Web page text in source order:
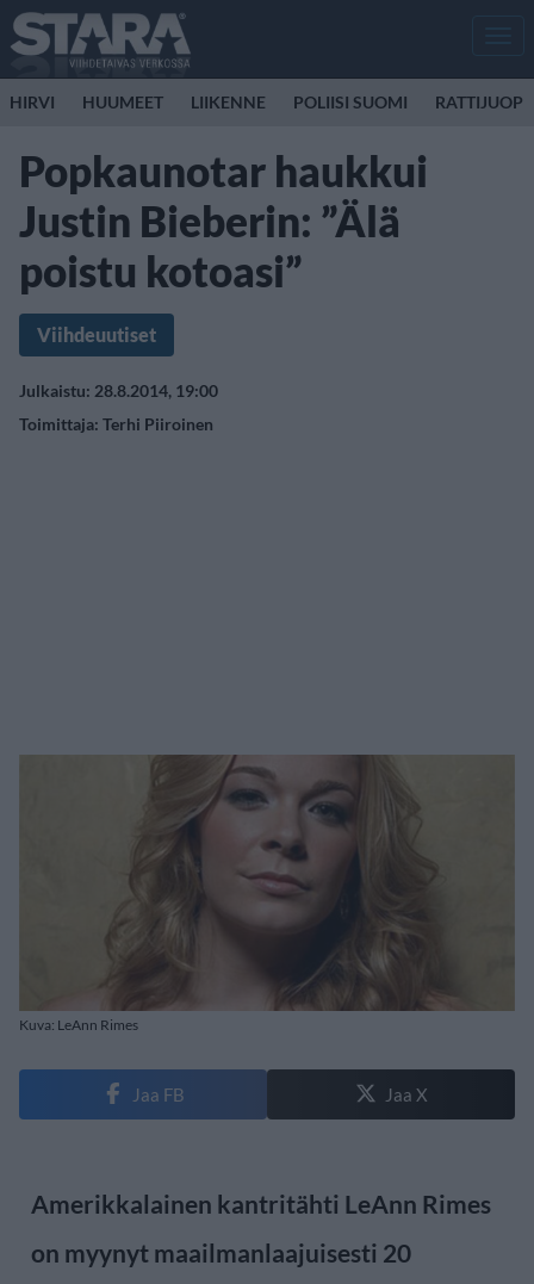
HIRVI HUUMEET LIIKENNE POLIISI SUOMI
Popkaunotar haukkui
Justin Bieberin: ”Älä
poistu kotoasi”
Viihdeuutiset
Julkaistu: 28.8.2014, 19:00
Toimittaja: Terhi Piiroinen
Kuva: LeAnn Rimes
Jaa FB Jaa X
Amerikkalainen kantritähti LeAnn Rimes
on myynyt maailmanlaajuisesti 20